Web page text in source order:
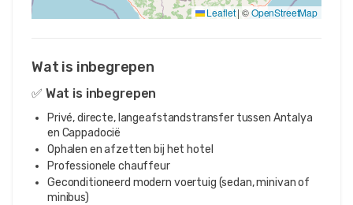
Leaflet | ©OpenStreetMap
Wat is inbegrepen
✅ Wat is inbegrepen
Privé, directe, langeafstandstransfer tussen Antalya
en Cappadocië
Ophalen en afzetten bij het hotel
Professionele chauffeur
Geconditioneerd modern voertuig (sedan, minivan of
minibus)